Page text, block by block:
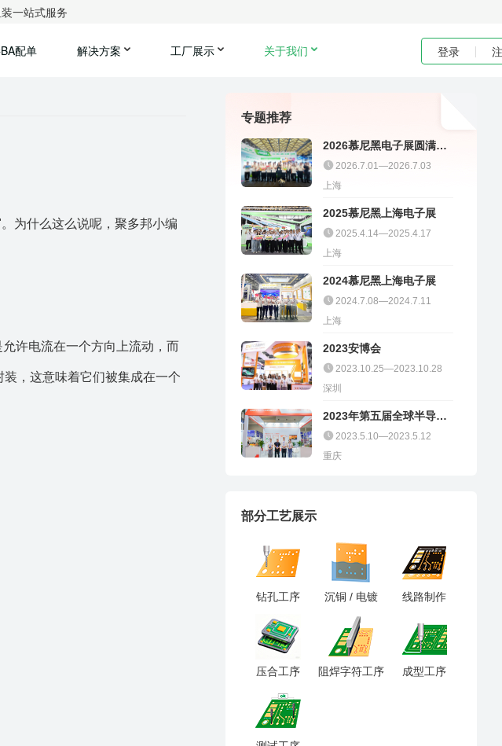
一站式服务
配单 解决方案 工厂展示 关于我们 登录
为什么这么说呢， 聚多邦小编
许电流在一个方向上流动，而
，这意味着它们被集成在一个
专题推荐
2026慕尼黑电子展圆满收
官｜聚多邦精彩不停
2026.7.01—2026.7.03
上海
2025慕尼黑上海电子展
2025.4.14—2025.4.17
上海
2024慕尼黑上海电子展
2024.7.08—2024.7.11
上海
2023安博会
2023.10.25—2023.10.28
深圳
2023年第五届全球半导体
产业（重庆）博览会
2023.5.10—2023.5.12
重庆
部分工艺展示
钻孔工序 沉铜 / 电镀 线路制作
压合工序 阻焊字符工序 成型工序